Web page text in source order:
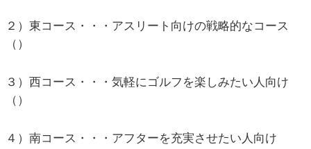
２）東コース・・・アスリート向けの戦略的なコース
（）
３）西コース・・・気軽にゴルフを楽しみたい人向け
（）
４）南コース・・・アフターを充実させたい人向け